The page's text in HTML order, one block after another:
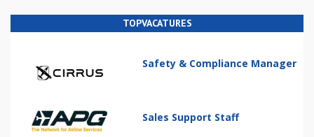
TOPVACATURES
Safety & Compliance Manager
Sales Support Staff